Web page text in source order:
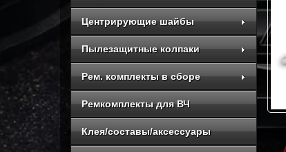
Центрирующие шайбы
Пылезащитные колпаки
Рем. комплекты в сборе
Ремкомплекты для ВЧ
Клея/составы/аксессуары